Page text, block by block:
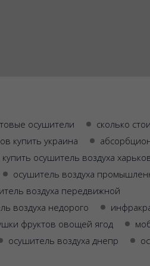
осушители сколько
купить украина
купить осушитель воздуха
осушитель воздуха
воздуха передвижной
воздуха недорого
фруктов овощей ягод
осушитель воздуха днепр